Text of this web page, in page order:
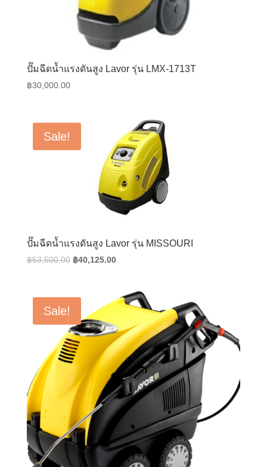
ปั๊มฉีดน้ำแรงดันสูง Lavor รุ่น LMX-1713T
฿30,000.00
Sale!
ปั๊มฉีดน้ำแรงดันสูง Lavor รุ่น MISSOURI
฿53,500.00 Original
฿53,500.00.
฿40,125.00Current
฿40,125.00.
Sale!